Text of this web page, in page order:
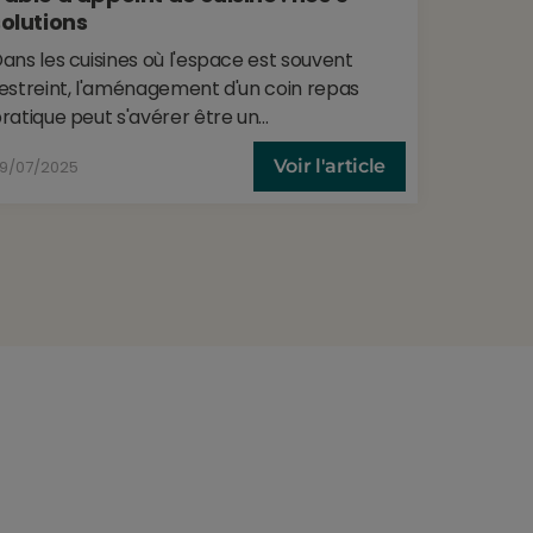
les cuisines où l'espace est souvent
l'aménagement d'un coin repas
peut s'avérer être un...
07/2025 Voir l'article